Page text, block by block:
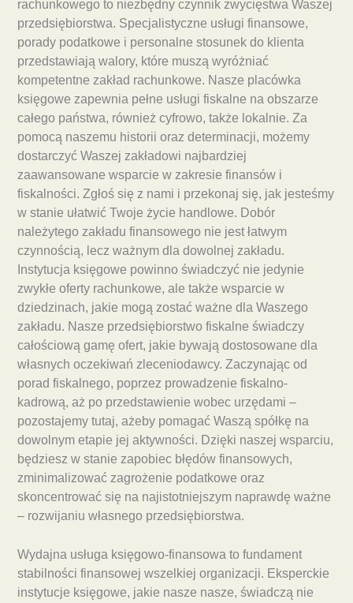
rachunkowego to niezbędny czynnik zwycięstwa Waszej
przedsiębiorstwa. Specjalistyczne usługi finansowe,
porady podatkowe i personalne stosunek do klienta
przedstawiają walory, które muszą wyróżniać
kompetentne zakład rachunkowe. Nasze placówka
księgowe zapewnia pełne usługi fiskalne na obszarze
całego państwa, również cyfrowo, także lokalnie. Za
pomocą naszemu historii oraz determinacji, możemy
dostarczyć Waszej zakładowi najbardziej
zaawansowane wsparcie w zakresie finansów i
fiskalności. Zgłoś się z nami i przekonaj się, jak jesteśmy
w stanie ułatwić Twoje życie handlowe. Dobór
należytego zakładu finansowego nie jest łatwym
czynnością, lecz ważnym dla dowolnej zakładu.
Instytucja księgowe powinno świadczyć nie jedynie
zwykłe oferty rachunkowe, ale także wsparcie w
dziedzinach, jakie mogą zostać ważne dla Waszego
zakładu. Nasze przedsiębiorstwo fiskalne świadczy
całościową gamę ofert, jakie bywają dostosowane dla
własnych oczekiwań zleceniodawcy. Zaczynając od
porad fiskalnego, poprzez prowadzenie fiskalno-
kadrową, aż po przedstawienie wobec urzędami –
pozostajemy tutaj, ażeby pomagać Waszą spółkę na
dowolnym etapie jej aktywności. Dzięki naszej wsparciu,
będziesz w stanie zapobiec błędów finansowych,
zminimalizować zagrożenie podatkowe oraz
skoncentrować się na najistotniejszym naprawdę ważne
– rozwijaniu własnego przedsiębiorstwa.
Wydajna usługa księgowo-finansowa to fundament
stabilności finansowej wszelkiej organizacji. Eksperckie
instytucje księgowe, jakie nasze nasze, świadczą nie